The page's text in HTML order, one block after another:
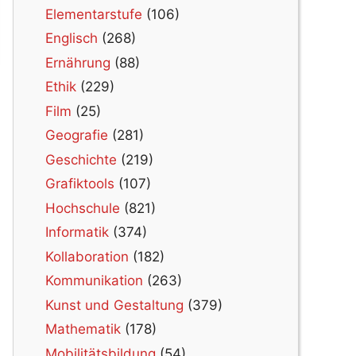
Elementarstufe (106)
Englisch (268)
Ernährung (88)
Ethik (229)
Film (25)
Geografie (281)
Geschichte (219)
Grafiktools (107)
Hochschule (821)
Informatik (374)
Kollaboration (182)
Kommunikation (263)
Kunst und Gestaltung (379)
Mathematik (178)